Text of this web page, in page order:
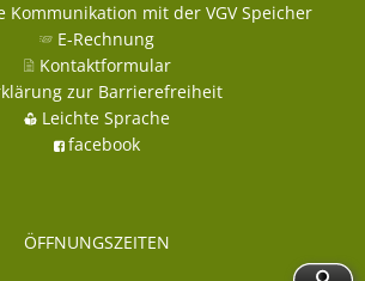
Kommunikation mit der VGV Speicher
E-Rechnung
Kontaktformular
zur Barrierefreiheit
Leichte Sprache
facebook
ÖFFNUNGSZEITEN